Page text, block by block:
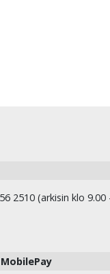
2510 (arkisin klo 9.00